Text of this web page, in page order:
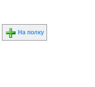
На полку